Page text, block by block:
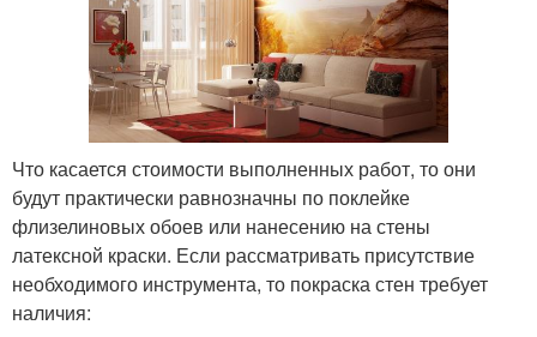
Что касается стоимости выполненных работ, то они
будут практически равнозначны по поклейке
флизелиновых обоев или нанесению на стены
латексной краски. Если рассматривать присутствие
необходимого инструмента, то покраска стен требует
наличия: